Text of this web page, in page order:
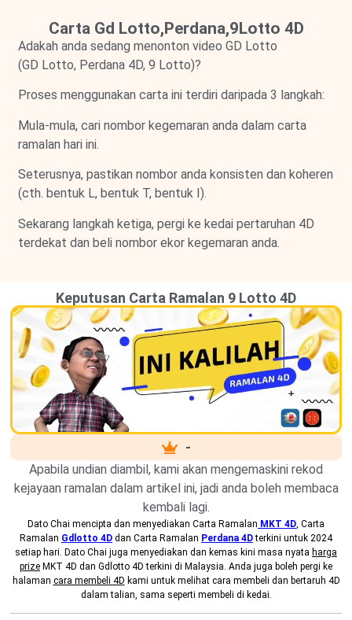
Carta Gd Lotto,Perdana,9Lotto 4D
Adakah anda sedang menonton video GD Lotto
(GD Lotto, Perdana 4D, 9 Lotto)?
Proses menggunakan carta ini terdiri daripada 3 langkah:
Mula-mula, cari nombor kegemaran anda dalam carta
ramalan hari ini.
Seterusnya, pastikan nombor anda konsisten dan koheren
(cth. bentuk L, bentuk T, bentuk I).
Sekarang langkah ketiga, pergi ke kedai pertaruhan 4D
terdekat dan beli nombor ekor kegemaran anda.
Keputusan Carta Ramalan 9 Lotto 4D
-
Apabila undian diambil, kami akan mengemaskini rekod
kejayaan ramalan dalam artikel ini, jadi anda boleh membaca
kembali lagi.
Dato Chai mencipta dan menyediakan Carta Ramalan MKT 4D, Carta
Ramalan Gdlotto 4D dan Carta Ramalan Perdana 4Dterkini untuk 2024
setiap hari. Dato Chai juga menyediakan dan kemas kini masa nyata harga
prize MKT 4D dan Gdlotto 4D terkini di Malaysia. Anda juga boleh pergi ke
halaman cara membeli 4D kami untuk melihat cara membeli dan bertaruh 4D
dalam talian, sama seperti membeli di kedai.